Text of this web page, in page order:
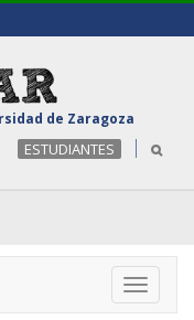
de Zaragoza
ESTUDIANTES
Toggle